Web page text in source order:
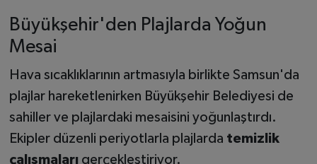
Büyükşehir'den Plajlarda Yoğun
Mesai
Hava sıcaklıklarının artmasıyla birlikte Samsun'da
plajlar hareketlenirken Büyükşehir Belediyesi de
sahiller ve plajlardaki mesaisini yoğunlaştırdı.
Ekipler düzenli periyotlarla plajlarda temizlik
çalışmalarıgerçekleştiriyor.